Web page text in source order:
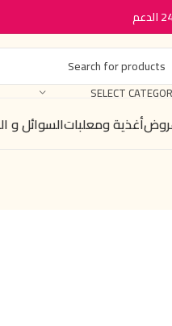
SELECT
أغذية ومعلباتالسوائل و